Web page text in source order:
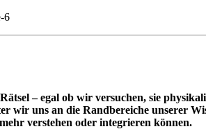
6
– egal ob wir versuchen, sie
uns an die Randbereiche unserer
verstehen oder integrieren können.